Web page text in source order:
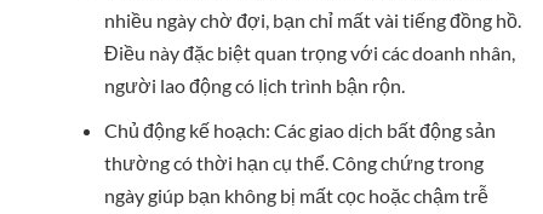
nhiều ngày chờ đợi, bạn chỉ mất vài tiếng đồng hồ.
Điều này đặc biệt quan trọng với các doanh nhân,
người lao động có lịch trình bận rộn.
Chủ động kế hoạch: Các giao dịch bất động sản
thường có thời hạn cụ thể. Công chứng trong
ngày giúp bạn không bị mất cọc hoặc chậm trễ